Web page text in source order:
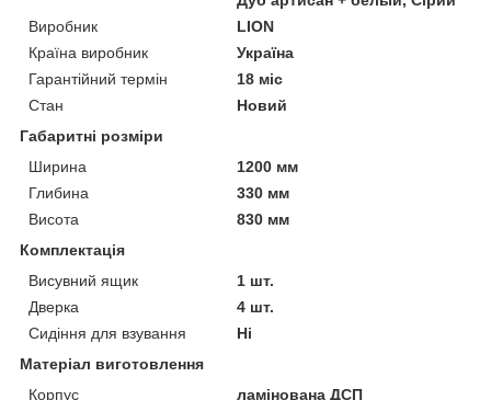
Виробник
LION
Країна виробник
Україна
Гарантійний термін
18 міс
Стан
Новий
Габаритні розміри
Ширина
1200 мм
Глибина
330 мм
Висота
830 мм
Комплектація
Висувний ящик
1 шт.
Дверка
4 шт.
Сидіння для взування
Ні
Матеріал виготовлення
Корпус
ламінована ДСП